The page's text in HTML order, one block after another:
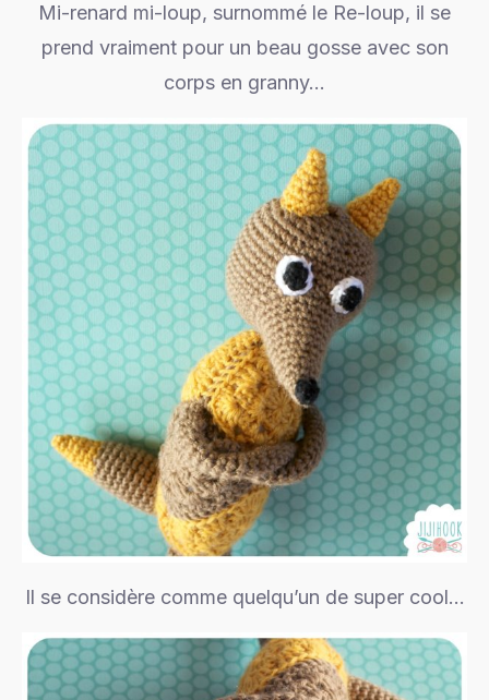
Mi-renard mi-loup, surnommé le Re-loup, il se
prend vraiment pour un beau gosse avec son
corps en granny…
Il se considère comme quelqu’un de super cool…